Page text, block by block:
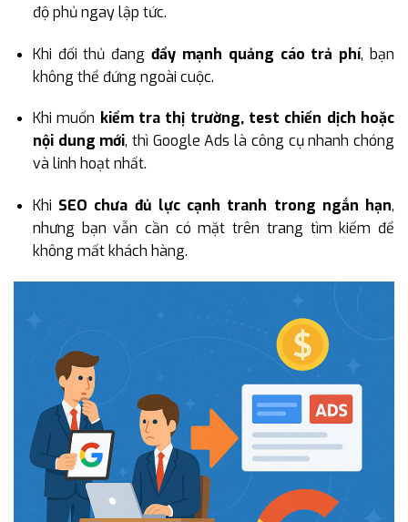
độ phủ ngay lập tức.
Khi đối thủ đangđẩy mạnh quảng cáo trả phí, bạn
không thể đứng ngoài cuộc.
Khi muốn kiểm tra thị trường, test chiến dịch hoặc
nội dung mới, thì Google Ads là công cụ nhanh chóng
và linh hoạt nhất.
Khi SEO chưa đủ lực cạnh tranh trong ngắn hạn,
nhưng bạn vẫn cần có mặt trên trang tìm kiếm để
không mất khách hàng.